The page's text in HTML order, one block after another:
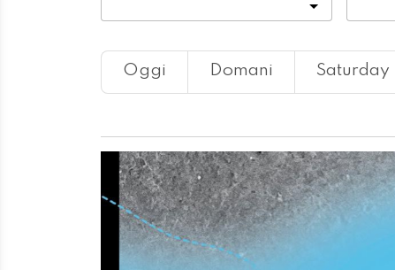
Oggi Domani Saturday